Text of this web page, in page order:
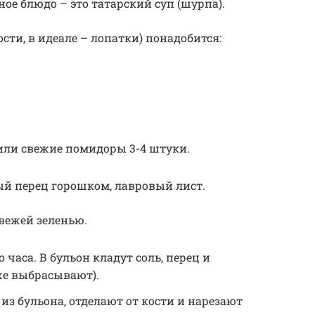
блюдо – это татарский суп (шурпа).
в идеале – лопатки) понадобится:
свежие помидоры 3-4 штуки.
перец горошком, лавровый лист.
зеленью.
В бульон кладут соль, перец и
выбрасывают).
бульона, отделают от кости и нарезают